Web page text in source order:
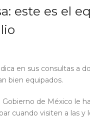
este es el
en sus consultas a
bien equipados.
Gobierno de México le
cuando visiten a las y